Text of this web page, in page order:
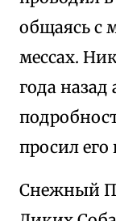
общаясь с
мессах.
года
просил
Снежный